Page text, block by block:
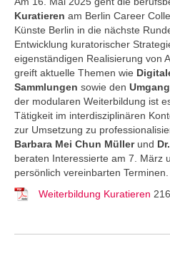
Kuratieren am Berlin Career
Künste Berlin in die nächste
Entwicklung kuratorischer
eigenständigen Realisierung von
greift aktuelle Themen wie
Sammlungen sowie den
der modularen Weiterbildung ist
Tätigkeit im interdisziplinären
zur Umsetzung zu
Barbara Mei Chun Müllerund
beraten Interessierte am 7. März
persönlich vereinbarten Terminen.
Weiterbildung Kuratieren